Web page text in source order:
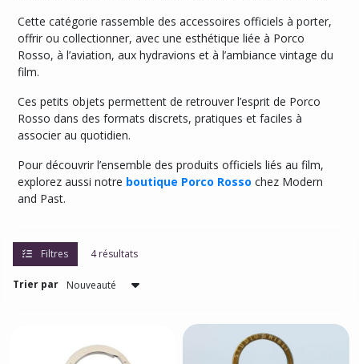
Cette catégorie rassemble des accessoires officiels à porter,
offrir ou collectionner, avec une esthétique liée à Porco
Rosso, à l’aviation, aux hydravions et à l’ambiance vintage du
film.
Ces petits objets permettent de retrouver l’esprit de Porco
Rosso dans des formats discrets, pratiques et faciles à
associer au quotidien.
Pour découvrir l’ensemble des produits officiels liés au film,
explorez aussi notre boutique Porco Rosso chez Modern
and Past.
Filtres 4 résultats
Trier par
Afficher
les